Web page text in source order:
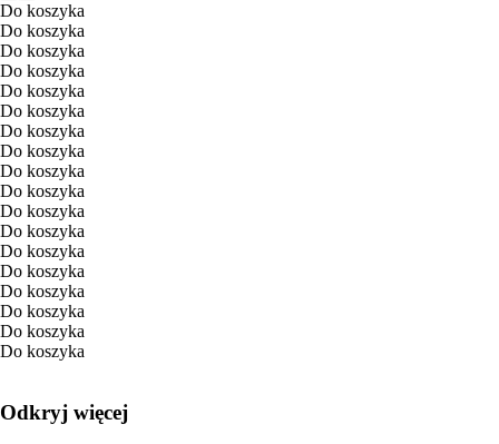
Do koszyka
Do koszyka
Do koszyka
Do koszyka
Do koszyka
Do koszyka
Do koszyka
Do koszyka
Do koszyka
Do koszyka
Do koszyka
Do koszyka
Do koszyka
Do koszyka
Do koszyka
Do koszyka
Do koszyka
Do koszyka
Odkryj więcej